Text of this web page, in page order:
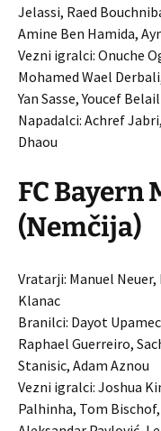
Jelassi, Raed
Amine Ben Hamida,
Vezni igralci: Onuche
Mohamed Wael
Yan Sasse, Youcef
Napadalci: Achref
Dhaou
FC Bayern
(Nemčija)
Vratarji: Manuel
Klanac
Branilci: Dayot
Raphael Guerreiro,
Stanisic, Adam Aznou
Vezni igralci: Joshua
Palhinha, Tom